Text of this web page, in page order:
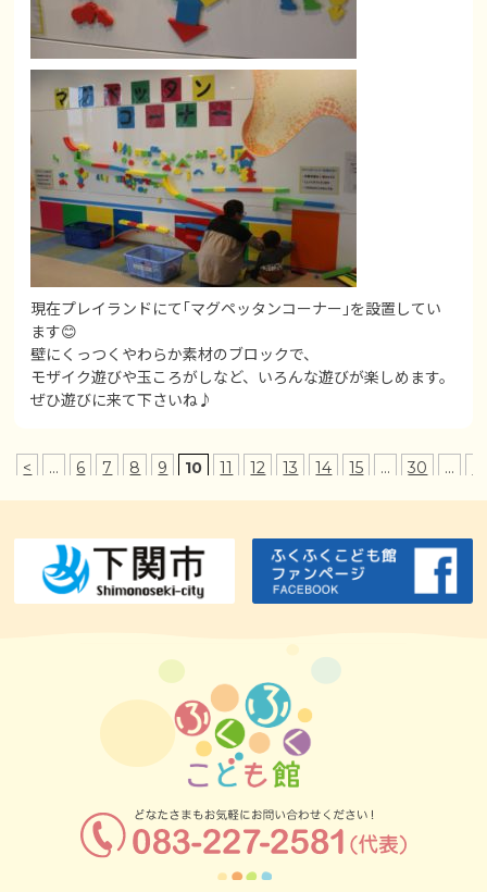
現在プレイランドにて｢マグペッタンコーナー｣を設置してい
ます😊
壁にくっつくやわらか素材のブロックで、
モザイク遊びや玉ころがしなど、いろんな遊びが楽しめます。
ぜひ遊びに来て下さいね♪
< ... 6 7 8 9 10 11 12 13 14 15 ... 30 ...